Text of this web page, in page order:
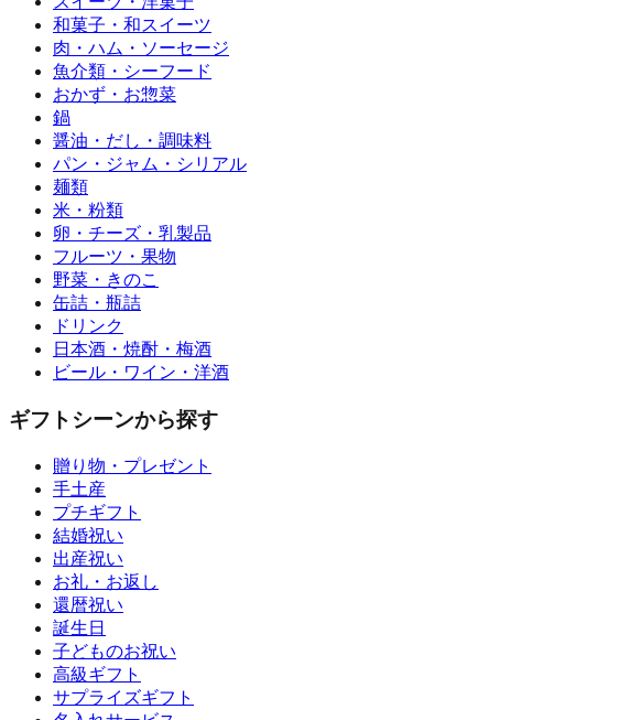
和菓子・和スイーツ
肉・ハム・ソーセージ
魚介類・シーフード
おかず・お惣菜
鍋
醤油・だし・調味料
パン・ジャム・シリアル
麺類
米・粉類
卵・チーズ・乳製品
フルーツ・果物
野菜・きのこ
缶詰・瓶詰
ドリンク
日本酒・焼酎・梅酒
ビール・ワイン・洋酒
ギフトシーンから探す
贈り物・プレゼント
手土産
プチギフト
結婚祝い
出産祝い
お礼・お返し
還暦祝い
誕生日
子どものお祝い
高級ギフト
サプライズギフト